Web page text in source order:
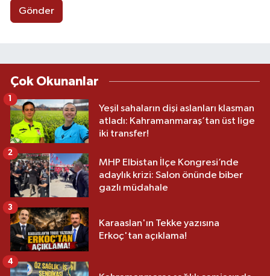
Gönder
Çok Okunanlar
Yeşil sahaların dişi aslanları klasman
atladı: Kahramanmaraş’tan üst lige
iki transfer!
1
MHP Elbistan İlçe Kongresi’nde
adaylık krizi: Salon önünde biber
gazlı müdahale
2
Karaaslan'ın Tekke yazısına
Erkoç'tan açıklama!
3
4